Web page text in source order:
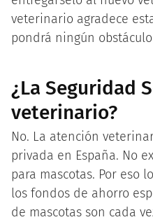
veterinario agradece
pondrá ningún
¿La Seguridad
veterinario?
No. La atención
privada en España. No
para mascotas. Por eso
los fondos de ahorro
de mascotas son cada